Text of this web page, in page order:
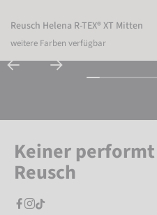
Reusch Helena R-TEX® XT Mitten
weitere Farben verfügbar
Keiner
Reusch